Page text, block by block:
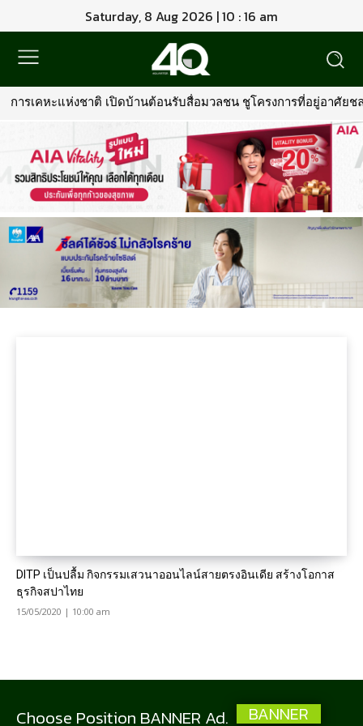
Saturday, 8 Aug 2026 | 10 : 16 am
การเคหะแห่งชาติ เปิดบ้านต้อนรับสื่อมวลชน ชูโครงการที่อยู่อาศัยชล
DITP เป็นปลื้ม กิจกรรมเสวนาออนไลน์สายตรงอินเดีย สร้างโอกาส
ธุรกิจสปาไทย
15/05/2020 | 10:00 am
Choose Position BANNER Ad. BANNER